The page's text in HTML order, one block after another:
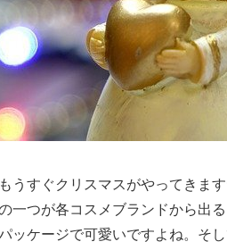
うすぐクリスマスがやってきます
一つが各コスメブランドから出る
ッケージで可愛いですよね。そ